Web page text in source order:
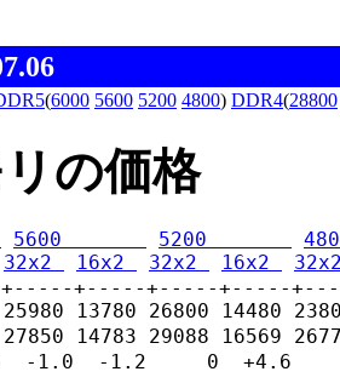
(6000 5600 5200 4800) DDR4(28800
の価格
5600 5200
32x2 16x2 32x2 16x2
+-----+-----+-----
13780 26800 14480
14783 29088 16569
-1.0  -1.2     0  +4.6